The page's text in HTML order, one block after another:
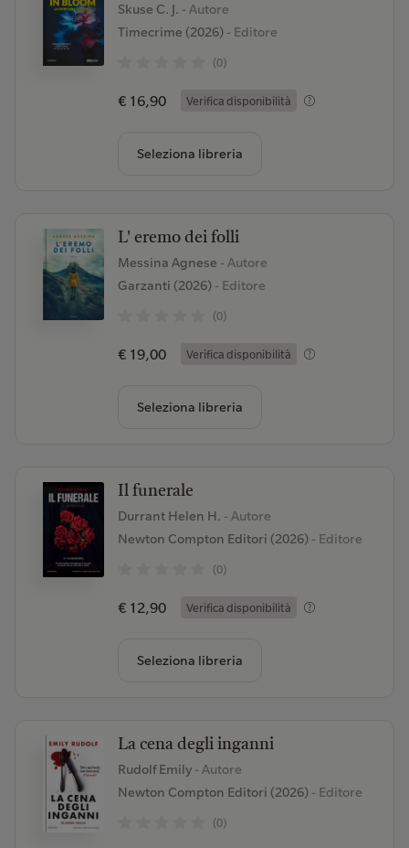
Skuse C. J. - Autore
Timecrime (2026)- Editore
(0)
€ 16,90 Verifica disponibilità
Seleziona libreria
L' eremo dei folli
Messina Agnese - Autore
Garzanti (2026)- Editore
(0)
€ 19,00 Verifica disponibilità
Seleziona libreria
Il funerale
Durrant Helen H. - Autore
Newton Compton Editori (2026)- Editore
(0)
€ 12,90 Verifica disponibilità
Seleziona libreria
La cena degli inganni
Rudolf Emily - Autore
Newton Compton Editori (2026)- Editore
(0)